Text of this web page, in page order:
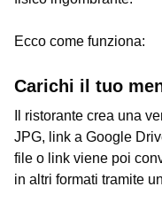
Ecco come funziona:
Carichi il tuo
Il ristorante crea una
JPG, link a Google
file o link viene poi
in altri formati tramite